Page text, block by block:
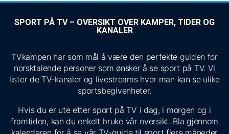
SPORT PÅ TV – OVERSIKT OVER KAMPER, TIDER OG
KANALER
TVkampen har som mål å være den perfekte guiden for
norsktalende personer som ønsker å se sport på TV. Vi
lister de TV-kanaler og livestreams hvor man kan se ulike
sportsbegivenheter.
Hvis du er ute etter sport på TV i dag, i morgen og i
framtiden, kan du enkelt bruke vår oversikt. Bla gjennom